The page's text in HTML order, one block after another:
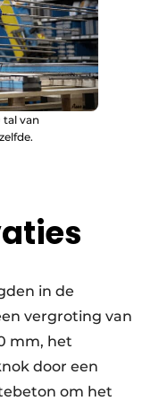
tal van
in de
vergroting van
mm, het
door een
om het